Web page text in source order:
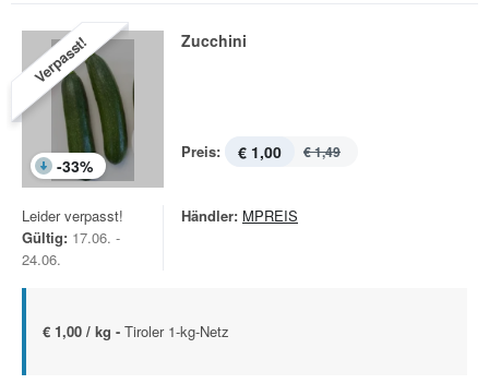
Verpasst!
-33%
Zucchini
Preis: € 1,00 € 1,49
Leider verpasst!
Gültig: 17.06. -
24.06.
Händler: MPREIS
€ 1,00 / kg - Tiroler 1-kg-Netz